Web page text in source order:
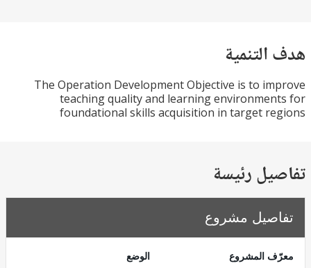
The Operation Development Objective is to
teaching quality and learning
foundational skills acquisition in target
رئيسة
مشروع
المشروع